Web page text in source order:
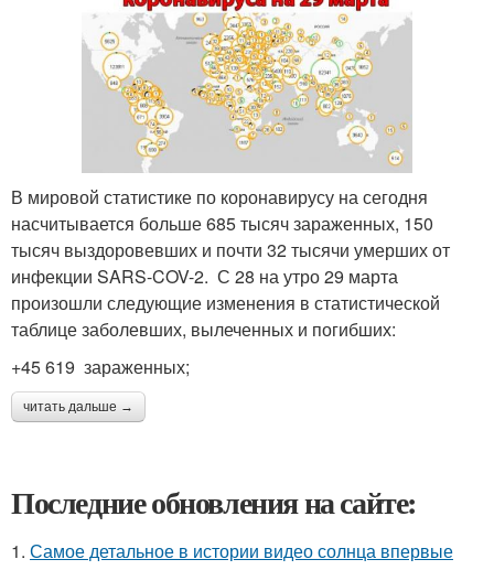
В мировой статистике по коронавирусу на сегодня
насчитывается больше 685 тысяч зараженных, 150
тысяч выздоровевших и почти 32 тысячи умерших от
инфекции SARS-COV-2. С 28 на утро 29 марта
произошли следующие изменения в статистической
таблице заболевших, вылеченных и погибших:
+45 619 зараженных;
читать дальше →
Последние обновления на сайте:
1. Самое детальное в истории видео солнца впервые